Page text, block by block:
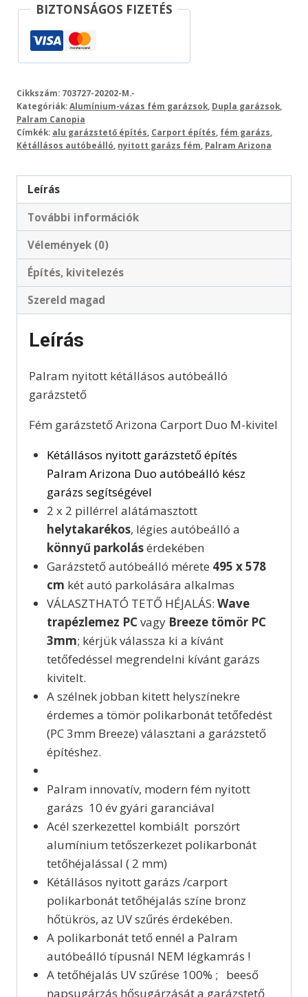
BIZTONSÁGOS FIZETÉS
Cikkszám: 703727-20202-M.-
Kategóriák:Alumínium-vázas fém garázsok Dupla garázsok
Palram Canopia
Címkék: alu garázstető építés Carport építés fém garázs
Kétállásos autóbeálló nyitott garázs fém Palram Arizona
Leírás
További információk
Vélemények (0)
Építés, kivitelezés
Szereld magad
Leírás
Palram nyitott kétállásos autóbeálló
garázstető
Fém garázstető Arizona Carport Duo M-kivitel
Kétállásos nyitott garázstető építés
Palram Arizona Duo autóbeálló kész
garázs segítségével
2 x 2 pillérrel alátámasztott
helytakarékos, légies autóbeálló a
könnyű parkolásérdekében
Garázstető autóbeálló mérete 495 x 578
cm két autó parkolására alkalmas
VÁLASZTHATÓ TETŐ HÉJALÁS: Wave
trapézlemez PCvagyBreeze tömör PC
3mm; kérjük válassza ki a kívánt
tetőfedéssel megrendelni kívánt garázs
kivitelt.
A szélnek jobban kitett helyszínekre
érdemes a tömör polikarbonát tetőfedést
(PC 3mm Breeze) választani a garázstető
építéshez.
Palram innovatív, modern fém nyitott
garázs 10 év gyári garanciával
Acél szerkezettel kombiált porszórt
alumínium tetőszerkezet polikarbonát
tetőhéjalással ( 2 mm)
Kétállásos nyitott garázs /carport
polikarbonát tetőhéjalás színe bronz
hőtükrös, az UV szűrés érdekében.
A polikarbonát tető ennél a Palram
autóbeálló típusnál NEM légkamrás !
A tetőhéjalás UV szűrése 100% ; beeső
napsugárzás hősugárzását a garázstető